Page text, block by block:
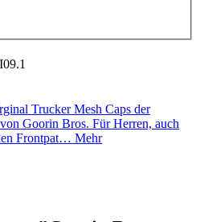
Trucker Mesh Caps der
Goorin Bros. Für Herren, auch
Frontpat… Mehr